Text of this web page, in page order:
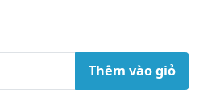
Thêm vào giỏ